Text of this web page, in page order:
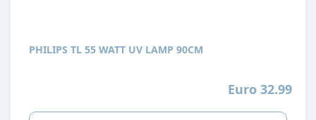
PHILIPS TL 55 WATT UV LAMP 90CM
Euro 32.99